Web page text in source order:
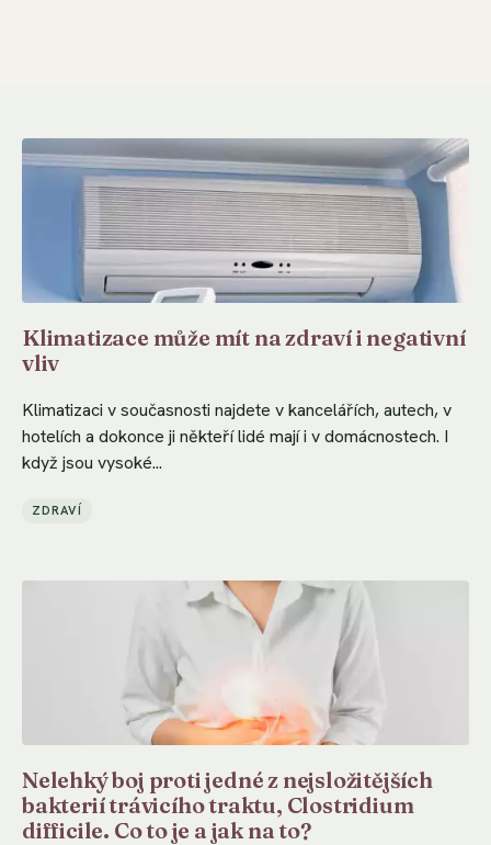
Klimatizace může mít na zdraví i negativní
vliv
Klimatizaci v současnosti najdete v kancelářích, autech, v
hotelích a dokonce ji někteří lidé mají i v domácnostech. I
když jsou vysoké...
ZDRAVÍ
Nelehký boj proti jedné z nejsložitějších
bakterií trávicího traktu, Clostridium
difficile. Co to je a jak na to?